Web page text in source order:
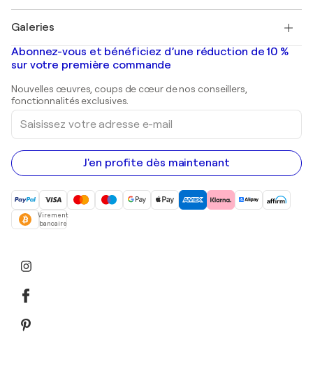
Banksy
Mr. Brainwash
Shepard Fairey
Tableaux abstraits à vendre
Peintures de paysage
Estampes
Peintures acryliques
Galeries
Galeries d'art en France
Galeries d'art en Belgique
Abonnez-vous et bénéficiez d’une réduction de 10 %
sur votre première commande
Nouvelles œuvres, coups de cœur de nos conseillers,
fonctionnalités exclusives.
Saisissez
votre
adresse
e-
mail
J'en profite dès maintenant
Virement
bancaire